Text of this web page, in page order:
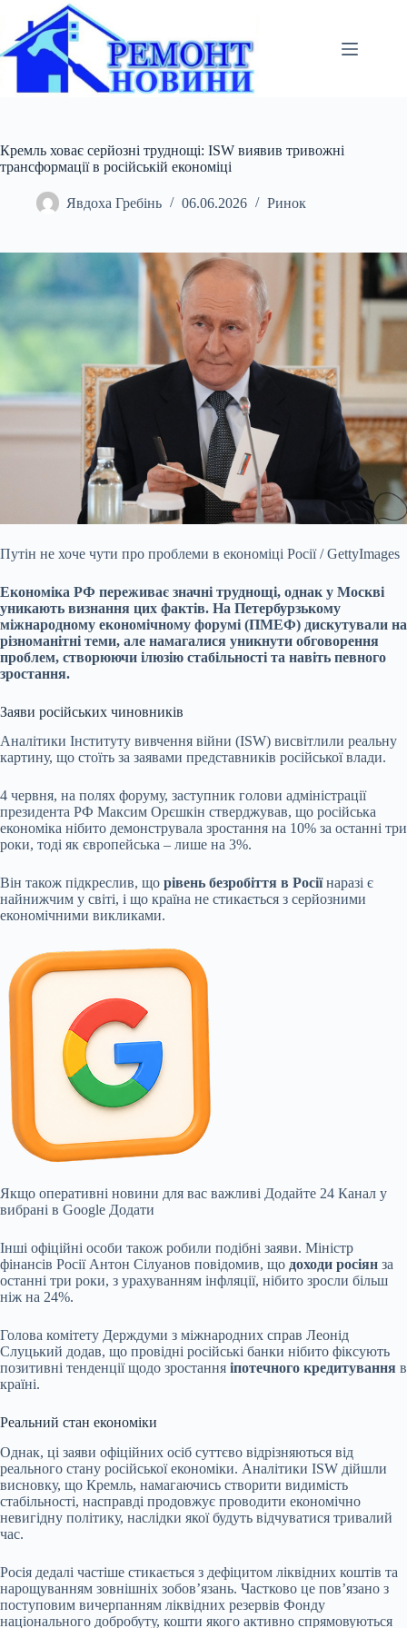
вмісту
Кремль ховає серйозні труднощі: ISW виявив тривожні
трансформації в російській економіці
Явдоха Гребінь 06.06.2026 Ринок
Путін не хоче чути про проблеми в економіці Росії / GettyImages
Економіка РФ переживає значні труднощі, однак у Москві
уникають визнання цих фактів. На Петербурзькому
міжнародному економічному форумі (ПМЕФ) дискутували на
різноманітні теми, але намагалися уникнути обговорення
проблем, створюючи ілюзію стабільності та навіть певного
зростання.
Заяви російських чиновників
Аналітики Інституту вивчення війни (ISW) висвітлили реальну
картину, що стоїть за заявами представників російської влади.
4 червня, на полях форуму, заступник голови адміністрації
президента РФ Максим Орєшкін стверджував, що російська
економіка нібито демонструвала зростання на 10% за останні три
роки, тоді як європейська – лише на 3%.
Він також підкреслив, що рівень безробіття в Росіїнаразі є
найнижчим у світі, і що країна не стикається з серйозними
економічними викликами.
Якщо оперативні новини для вас важливі Додайте 24 Канал у
вибрані в Google Додати
Інші офіційні особи також робили подібні заяви. Міністр
фінансів Росії Антон Сілуанов повідомив, що доходи росіян за
останні три роки, з урахуванням інфляції, нібито зросли більш
ніж на 24%.
Голова комітету Держдуми з міжнародних справ Леонід
Слуцький додав, що провідні російські банки нібито фіксують
позитивні тенденції щодо зростання іпотечного кредитування в
країні.
Реальний стан економіки
Однак, ці заяви офіційних осіб суттєво відрізняються від
реального стану російської економіки. Аналітики ISW дійшли
висновку, що Кремль, намагаючись створити видимість
стабільності, насправді продовжує проводити економічно
невигідну політику, наслідки якої будуть відчуватися тривалий
час.
Росія дедалі частіше стикається з дефіцитом ліквідних коштів та
нарощуванням зовнішніх зобов’язань. Частково це пов’язано з
поступовим вичерпанням ліквідних резервів Фонду
національного добробуту, кошти якого активно спрямовуються